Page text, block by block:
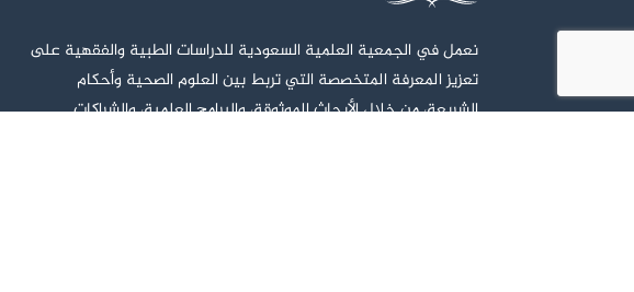
نعمل في الجمعية العلمية السعودية للدراسات الطبية والفقهية على
تعزيز المعرفة المتخصصة التي تربط بين العلوم الصحية وأحكام
الشريعة، من خلال الأبحاث الموثوقة، والبرامج العلمية، والشراكات